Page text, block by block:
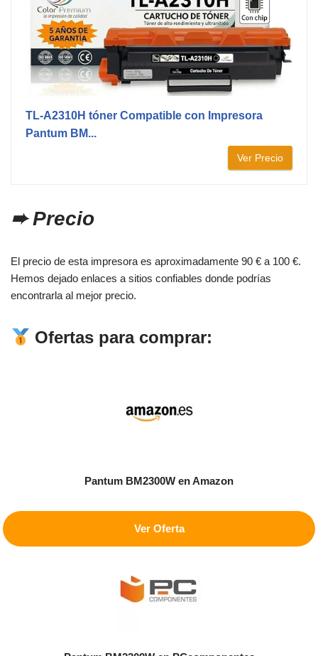
TL-A2310H tóner Compatible con Impresora
Pantum BM...
Ver Precio
➨ Precio
El precio de esta impresora es aproximadamente 90 € a 100 €.
Hemos dejado enlaces a sitios confiables donde podrías
encontrarla al mejor precio.
Ofertas para comprar:
Pantum BM2300W en Amazon
Ver Oferta